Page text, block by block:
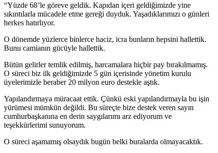
“Yüzde 68’le göreve geldik. Kapıdan içeri geldiğimizde yine
sıkıntılarla mücadele etme gereği duyduk. Yaşadıklarımızı o günleri
herkes hatırlıyor.
O dönemde yüzlerce binlerce haciz, icra bunların hepsini hallettik.
Bunu camianın gücüyle hallettik.
Bütün gelirler temlik edilmiş, harcamalara hiçbir pay bırakılmamış.
O süreci biz ilk geldiğimizde 5 gün içerisinde yönetim kurulu
üyelerimizle beraber 20 milyon euro destekle aştık.
Yapılandırmaya müracaat ettik. Çünkü eski yapılandırmayla bu işin
yürümesi mümkün değildi. Bu süreçte bize destek veren sayın
cumhurbaşkanına en derin saygılarımı arz ediyorum ve
teşekkürlerimi sunuyorum.
O süreci aşamamış olsaydık bugün belki buralarda olmayacaktık.